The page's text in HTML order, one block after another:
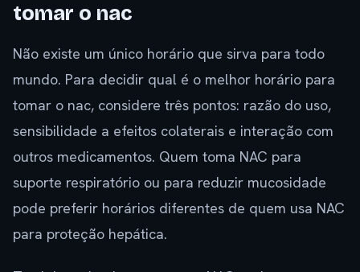
tomar o nac
Não existe um único horário que sirva para todo
mundo. Para decidir qual é o melhor horário para
tomar o nac, considere três pontos: razão do uso,
sensibilidade a efeitos colaterais e interação com
outros medicamentos. Quem toma NAC para
suporte respiratório ou para reduzir mucosidade
pode preferir horários diferentes de quem usa NAC
para proteção hepática.